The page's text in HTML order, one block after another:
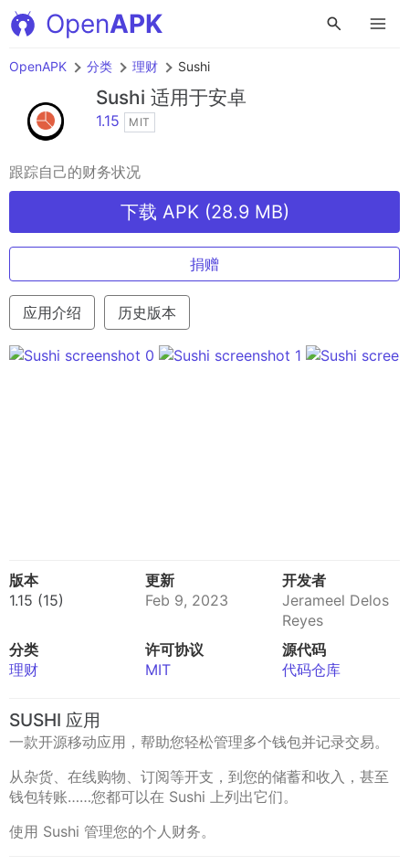
OpenAPK
OpenAPK 分类 理财 Sushi
Sushi 适用于安卓
1.15 MIT
跟踪自己的财务状况
下载 APK (28.9 MB)
捐赠
应用介绍 历史版本
版本
1.15 (15)
更新
Feb 9, 2023
开发者
Jerameel Delos
Reyes
分类
理财
许可协议
MIT
源代码
代码仓库
SUSHI 应用
一款开源移动应用，帮助您轻松管理多个钱包并记录交易。
从杂货、在线购物、订阅等开支，到您的储蓄和收入，甚至
钱包转账……您都可以在 Sushi 上列出它们。
使用 Sushi 管理您的个人财务。